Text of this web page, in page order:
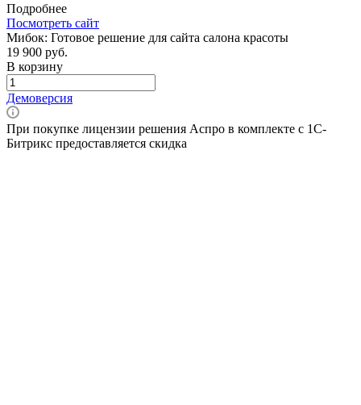
Подробнее
Посмотреть сайт
Мибок: Готовое решение для сайта салона красоты
19 900 руб.
В корзину
Демоверсия
При покупке лицензии решения Аспро в комплекте с 1С-
Битрикс предоставляется скидка